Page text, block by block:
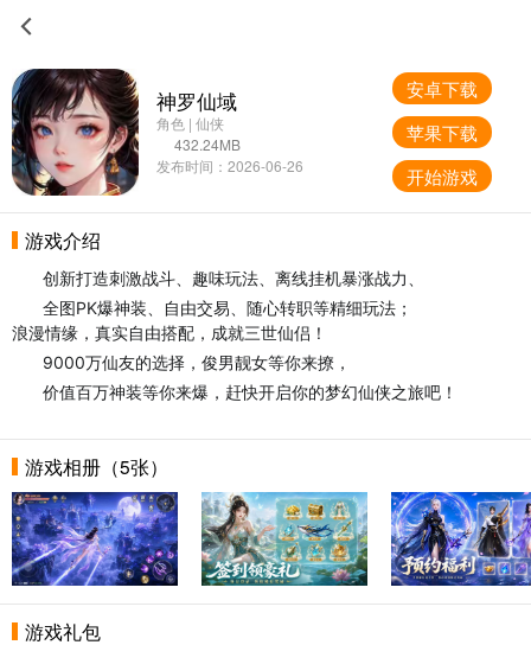
神罗仙域
角色 | 仙侠
432.24MB
发布时间：2026-06-26
安卓下载
苹果下载
开始游戏
游戏介绍
创新打造刺激战斗、趣味玩法、离线挂机暴涨战力、
全图PK爆神装、自由交易、随心转职等精细玩法；
浪漫情缘，真实自由搭配，成就三世仙侣！
9000万仙友的选择，俊男靓女等你来撩，
价值百万神装等你来爆，赶快开启你的梦幻仙侠之旅吧！
游戏相册（5张）
游戏礼包